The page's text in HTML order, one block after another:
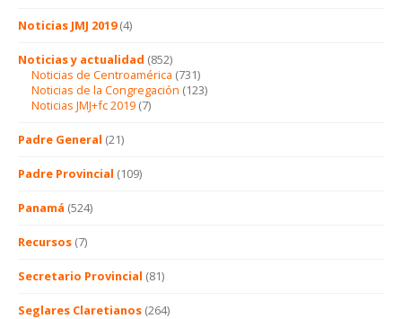
Noticias JMJ 2019(4)
Noticias y actualidad (852)
Noticias de Centroamérica (731)
Noticias de la Congregación (123)
Noticias JMJ+fc 2019 (7)
Padre General (21)
Padre Provincial (109)
Panamá (524)
Recursos (7)
Secretario Provincial (81)
Seglares Claretianos (264)